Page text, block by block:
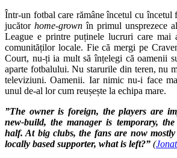
Într-un fotbal care rămâne încetul cu încetul
jucător home-grown în primul unsprezece
League e printre puținele lucruri care mai
comunităților locale. Fie că mergi pe
Court, nu-ți ia mult să înțelegi că oamenii
aparte fotbalului. Nu starurile din teren, nu
televiziuni. Oamenii. Iar nimic nu-i face
unul de-al lor cum reușește la echipa mare.
”The owner is foreign, the players are
new-build, the manager is temporary,
half. At big clubs, the fans are now
locally based supporter, what is left?” (